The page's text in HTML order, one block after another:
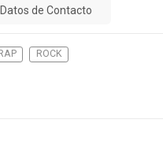
Datos de Contacto
RAP ROCK